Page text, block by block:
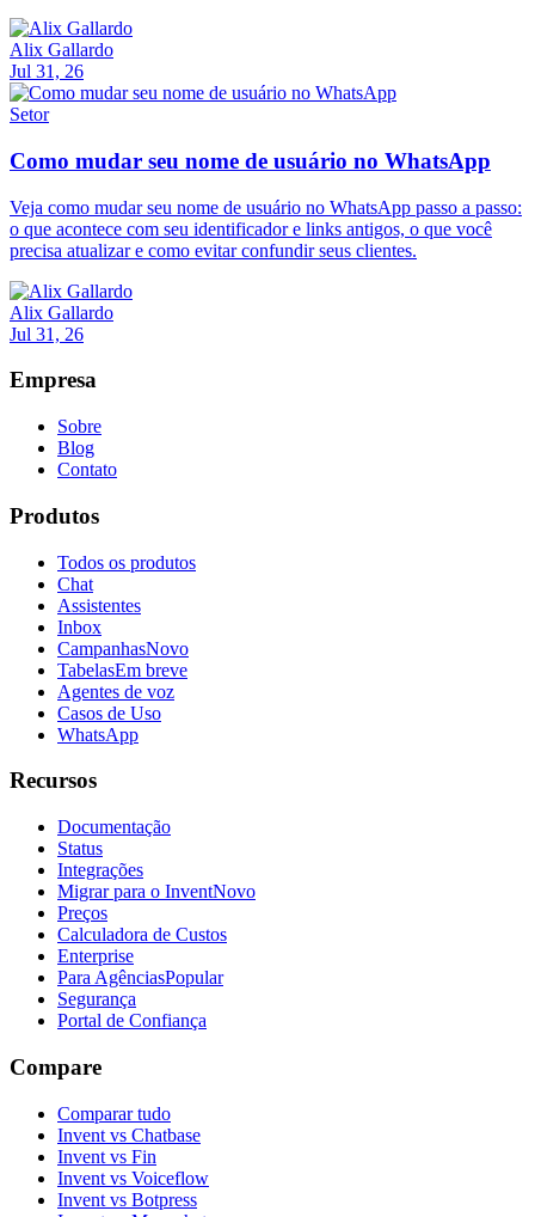
Alix Gallardo
Jul 31, 26
Setor
Como mudar seu nome de usuário no WhatsApp
Veja como mudar seu nome de usuário no WhatsApp passo a passo:
o que acontece com seu identificador e links antigos, o que você
precisa atualizar e como evitar confundir seus clientes.
Alix Gallardo
Jul 31, 26
Empresa
Sobre
Blog
Contato
Produtos
Todos os produtos
Chat
Assistentes
Inbox
CampanhasNovo
TabelasEm breve
Agentes de voz
Casos de Uso
WhatsApp
Recursos
Documentação
Status
Integrações
Migrar para o InventNovo
Preços
Calculadora de Custos
Enterprise
Para AgênciasPopular
Segurança
Portal de Confiança
Compare
Comparar tudo
Invent vs Chatbase
Invent vs Fin
Invent vs Voiceflow
Invent vs Botpress